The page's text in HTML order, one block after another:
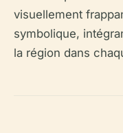
visuellement
symbolique,
la région dans